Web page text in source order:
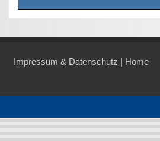
Impressum & Datenschutz | Home